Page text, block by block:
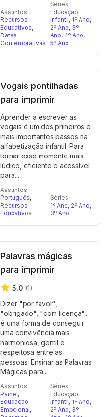
Assuntos
Recursos
Educativos,
Datas
Comemorativas
Séries
Educação
Infantil, 1º Ano,
2º Ano, 3º
Ano, 4º Ano,
5º Ano
Vogais pontilhadas
para imprimir
Aprender a escrever as
vogais é um dos primeiros e
mais importantes passos na
alfabetização infantil. Para
tornar esse momento mais
lúdico, eficiente e acessível
para...
Assuntos
Português,
Recursos
Educativos
Séries
1º Ano, 2º Ano,
3º Ano
Palavras mágicas
para imprimir
5.0 (1)
Dizer "por favor",
"obrigado", "com licença"...
é uma forma de conseguir
uma convivência mais
harmoniosa, gentil e
respeitosa entre as
pessoas. Ensinar as Palavras
Mágicas para...
Assuntos
Painel,
Educação
Emocional,
Séries
Educação
Infantil, 1º Ano,
2º Ano, 3º